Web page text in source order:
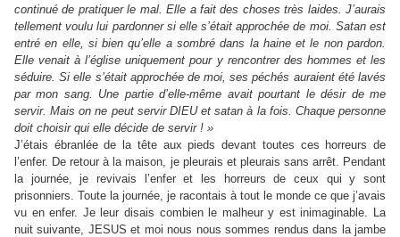
continué de pratiquer le mal. Elle a fait des choses très laides. J’aurais
tellement voulu lui pardonner si elle s’était approchée de moi. Satan est
entré en elle, si bien qu’elle a sombré dans la haine et le non pardon.
Elle venait à l’église uniquement pour y rencontrer des hommes et les
séduire. Si elle s’était approchée de moi, ses péchés auraient été lavés
par mon sang. Une partie d’elle-même avait pourtant le désir de me
servir. Mais on ne peut servir DIEU et satan à la fois. Chaque personne
doit choisir qui elle décide de servir ! »
J’étais ébranlée de la tête aux pieds devant toutes ces horreurs de
l’enfer. De retour à la maison, je pleurais et pleurais sans arrêt. Pendant
la journée, je revivais l’enfer et les horreurs de ceux qui y sont
prisonniers. Toute la journée, je racontais à tout le monde ce que j’avais
vu en enfer. Je leur disais combien le malheur y est inimaginable. La
nuit suivante, JESUS et moi nous nous sommes rendus dans la jambe